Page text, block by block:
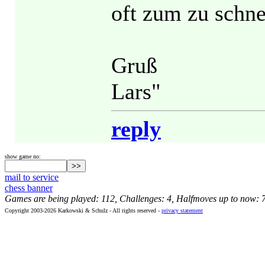
oft zum zu
Gruß
Lars"
reply
show game no:
mail to service
chess banner
Games are being played: 112, Challenges: 4, Halfmoves up to now:
Copyright 2003-2026 Karkowski & Schulz - All rights reserved - privacy statement